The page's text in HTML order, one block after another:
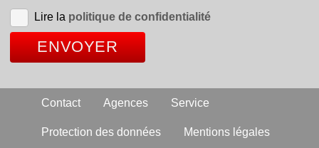
Lire la politique de confidentialité
Contact Agences Service
Protection des données Mentions légales